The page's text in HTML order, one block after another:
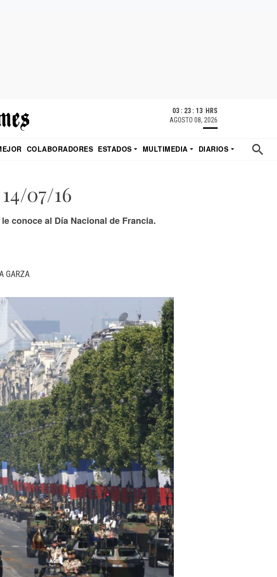
03 : 23 : 14 HRS
AGOSTO 08, 2026
COLABORADORES ESTADOS MULTIMEDIA
DIARIOS
07/16
conoce al Día Nacional de Francia.
GARZA